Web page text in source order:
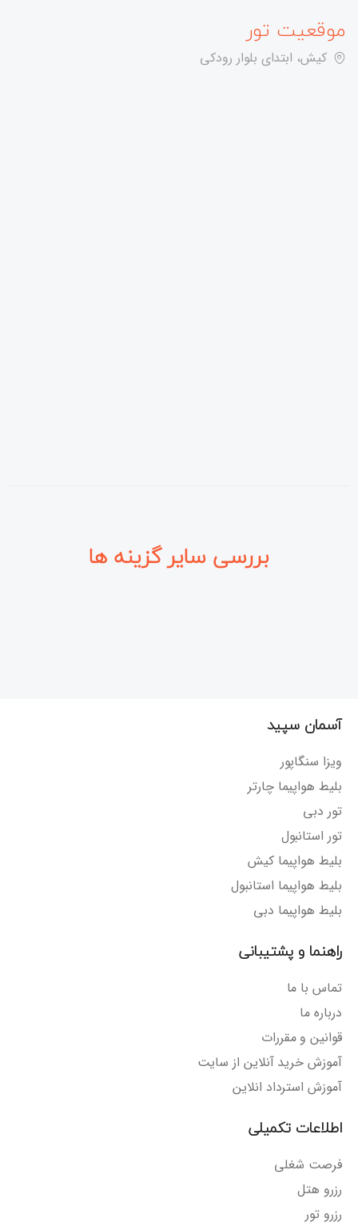
موقعیت تور
کیش، ابتدای بلوار رودکی
بررسی سایر گزینه ها
آسمان سپید
ویزا سنگاپور
بلیط هواپیما چارتر
تور دبی
تور استانبول
بلیط هواپیما کیش
بلیط هواپیما استانبول
بلیط هواپیما دبی
راهنما و پشتیبانی
تماس با ما
درباره ما
قوانین و مقررات
آموزش خرید آنلاین از سایت
آموزش استرداد انلاین
اطلاعات تکمیلی
فرصت شغلی
رزرو هتل
رزرو تور